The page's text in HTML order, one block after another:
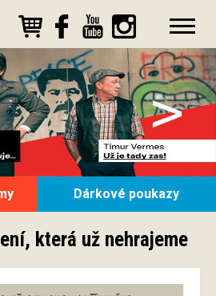
>
Dárkové poukazy
která už nehrajeme